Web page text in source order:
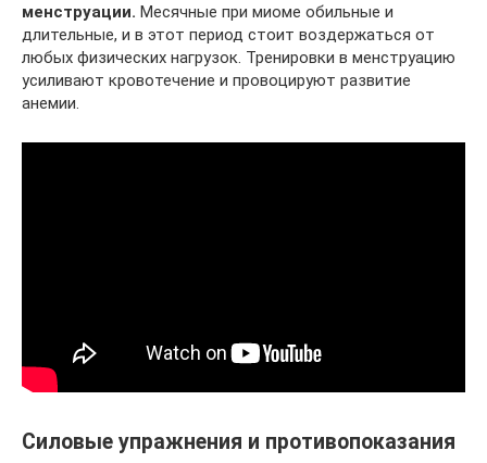
менструации. Месячные при миоме обильные и
длительные, и в этот период стоит воздержаться от
любых физических нагрузок. Тренировки в менструацию
усиливают кровотечение и провоцируют развитие
анемии.
Силовые упражнения и противопоказания